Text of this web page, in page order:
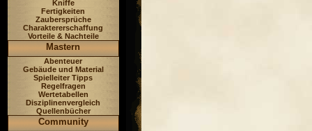
Kniffe
Fertigkeiten
Zaubersprüche
Charaktererschaffung
Vorteile & Nachteile
Mastern
Abenteuer
Gebäude und Material
Spielleiter Tipps
Regelfragen
Wertetabellen
Disziplinenvergleich
Quellenbücher
Community